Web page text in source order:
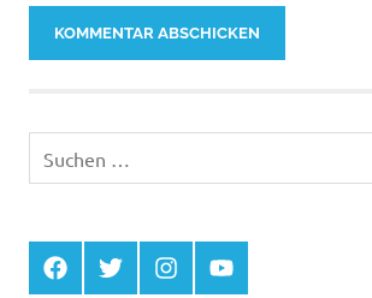
nach:
FacebookTwitterInstagramYouTube